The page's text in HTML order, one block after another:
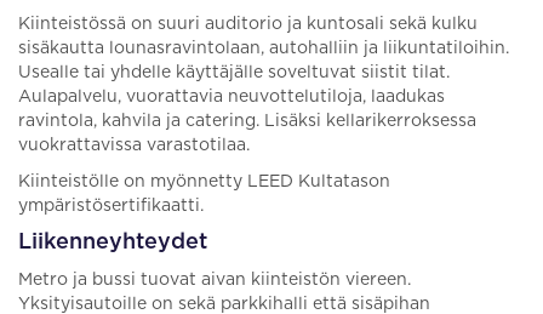
Kiinteistössä on suuri auditorio ja kuntosali sekä kulku
sisäkautta lounasravintolaan, autohalliin ja liikuntatiloihin.
Usealle tai yhdelle käyttäjälle soveltuvat siistit tilat.
Aulapalvelu, vuorattavia neuvottelutiloja, laadukas
ravintola, kahvila ja catering. Lisäksi kellarikerroksessa
vuokrattavissa varastotilaa.
Kiinteistölle on myönnetty LEED Kultatason
ympäristösertifikaatti.
Liikenneyhteydet
Metro ja bussi tuovat aivan kiinteistön viereen.
Yksityisautoille on sekä parkkihalli että sisäpihan